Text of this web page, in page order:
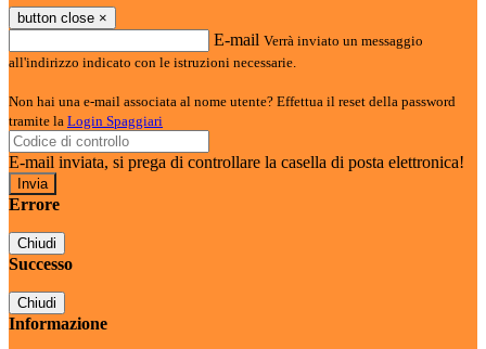
button close ×
E-mail Verrà inviato un messaggio
all'indirizzo indicato con le istruzioni necessarie.
Non hai una e-mail associata al nome utente? Effettua il reset della password
tramite la Login Spaggiari
E-mail inviata, si prega di controllare la casella di posta elettronica!
Errore
Chiudi
Successo
Chiudi
Informazione